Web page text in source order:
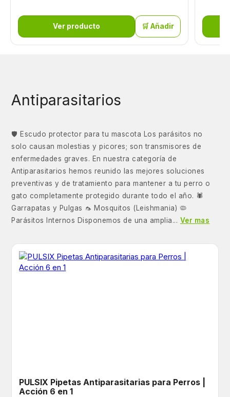
Ver producto 🛒 Añadir
Antiparasitarios
🛡️ Escudo protector para tu mascota Los parásitos no
solo causan molestias y picores; son transmisores de
enfermedades graves. En nuestra categoría de
Antiparasitarios hemos reunido las mejores soluciones
preventivas y de tratamiento para mantener a tu perro o
gato completamente protegido durante todo el año. 🕷️
Garrapatas y Pulgas 🦟 Mosquitos (Leishmania) 🦠
Parásitos Internos Disponemos de una amplia... Ver mas
PULSIX Pipetas Antiparasitarias para Perros |
Acción 6 en 1